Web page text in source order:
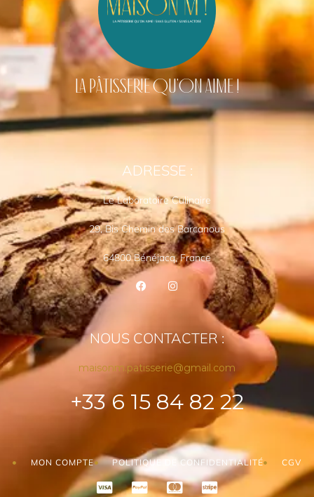
LA PÂTISSERIE QU'ON AIME !
ADRESSE :
Le Laboratoire Culinaire
29, Bis Chemin des Barcanous
64800 Bénéjacq, France
NOUS CONTACTER :
maisonm.patisserie@gmail.com
+33 6 15 84 82 22
MON COMPTE POLITIQUE DE CONFIDENTIALITÉ CGV